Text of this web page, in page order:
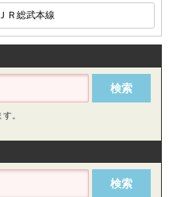
ＪＲ総武本線
。